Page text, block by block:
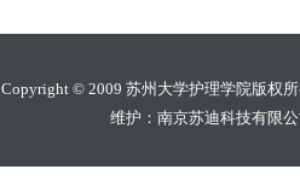
Copyright © 2009 苏州大学护理学院版权
维护：南京苏迪科技有限